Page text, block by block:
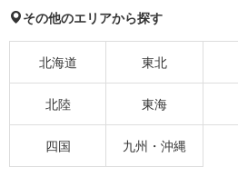
その他のエリアから探す
北海道 東北
北陸 東海
四国 九州・沖縄